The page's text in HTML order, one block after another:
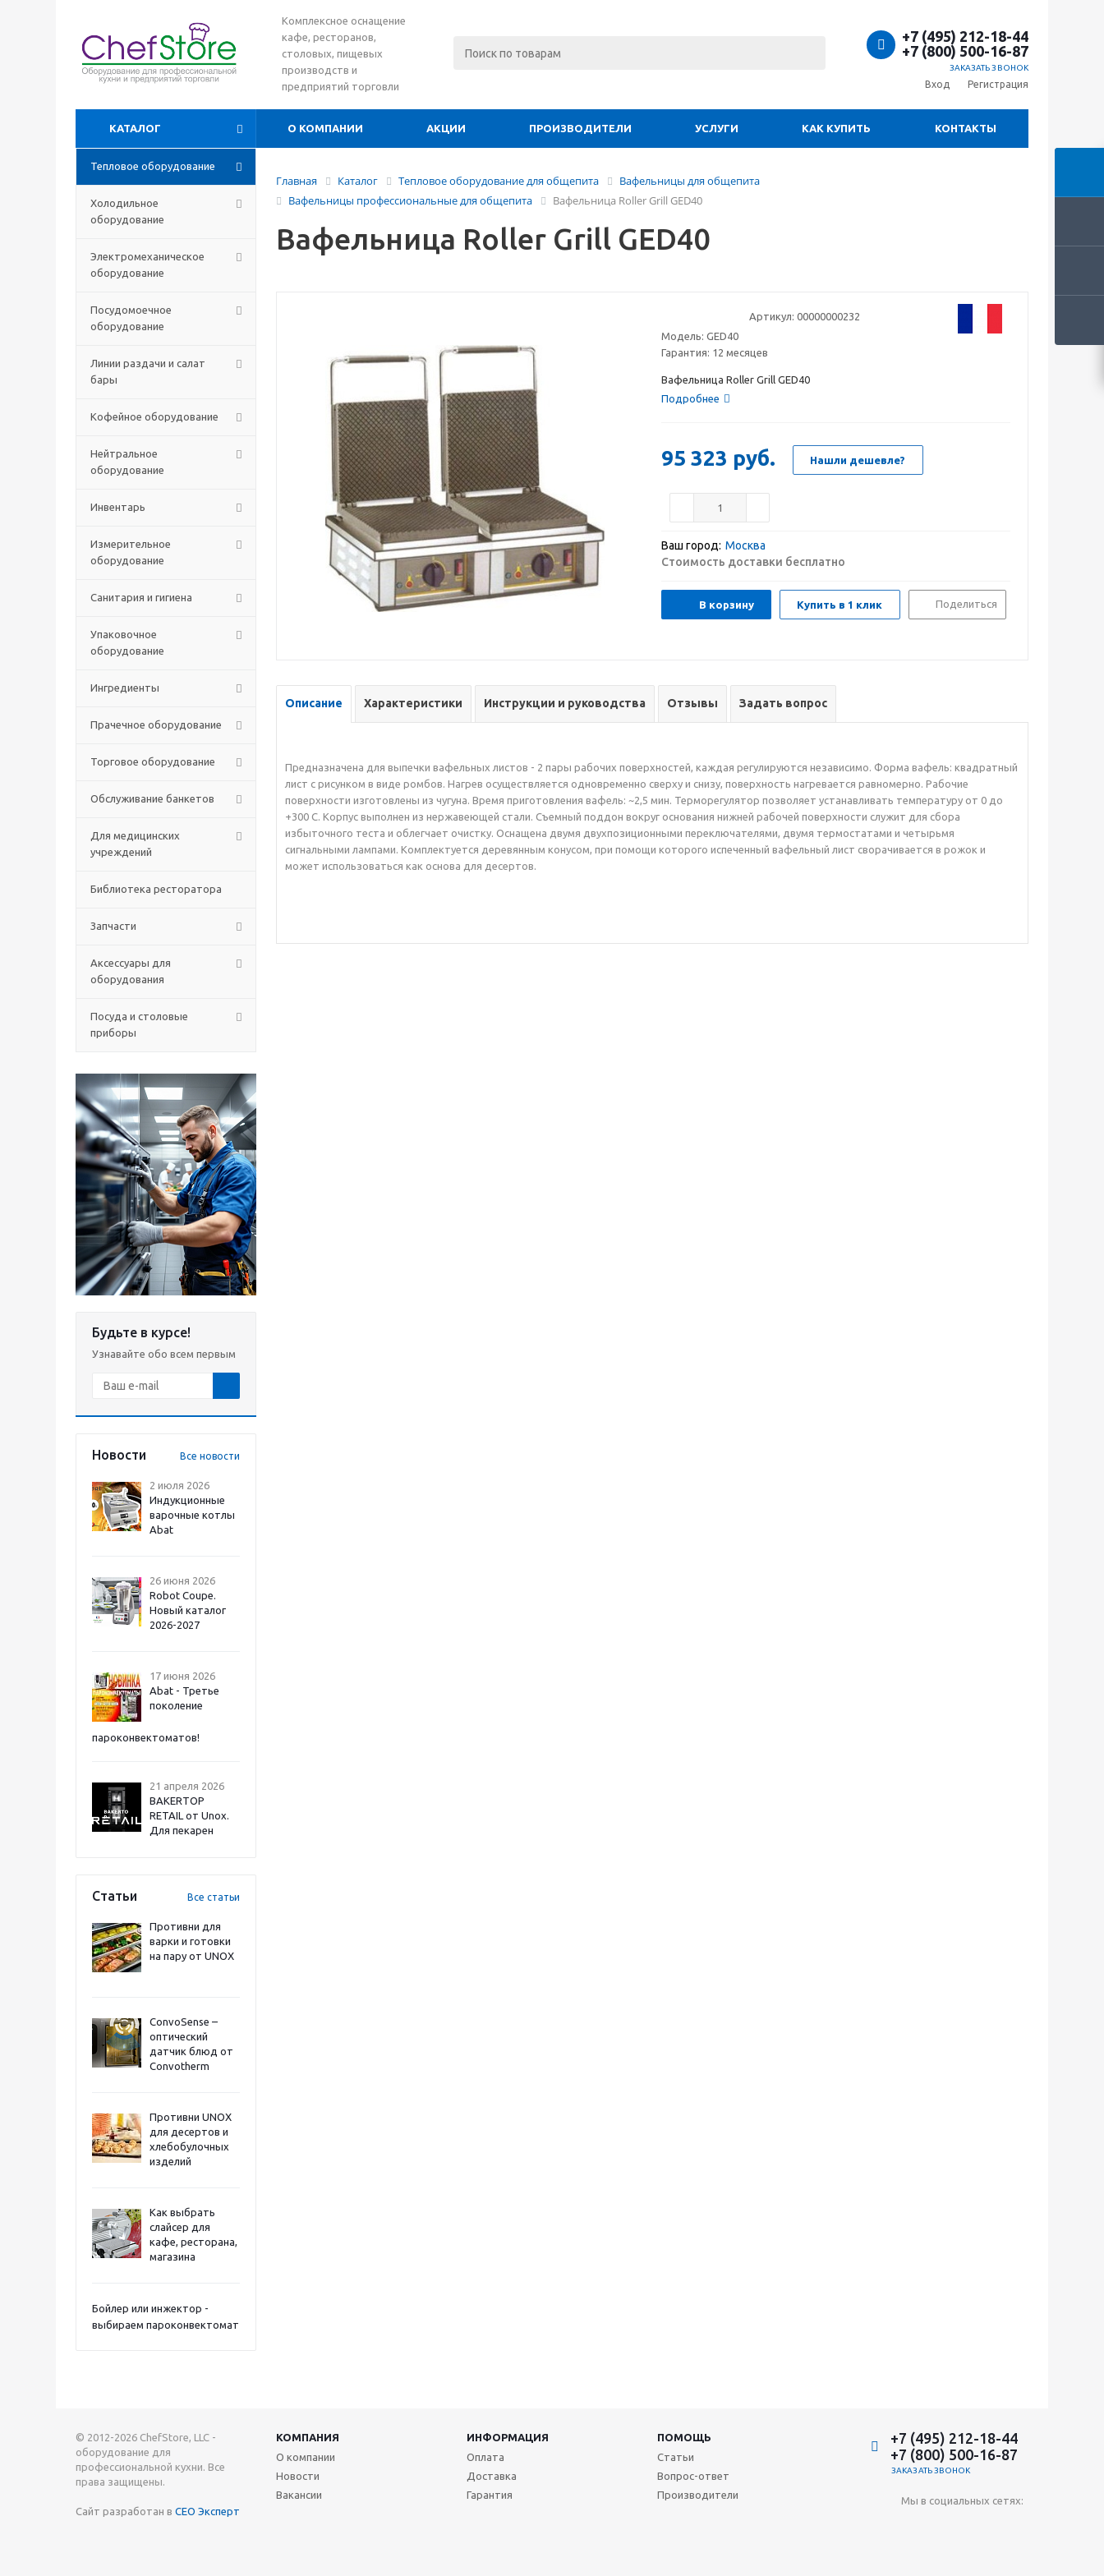
Комплексное оснащение
кафе, ресторанов,
столовых, пищевых
производств и
предприятий торговли
+7 (495) 212-18-44
+7 (800) 500-16-87
ЗАКАЗАТЬ ЗВОНОК
Вход Регистрация
КАТАЛОГ О КОМПАНИИ АКЦИИ ПРОИЗВОДИТЕЛИ УСЛУГИ КАК КУПИТЬ КОНТАКТЫ
Тепловое оборудование
Холодильное
оборудование
Электромеханическое
оборудование
Посудомоечное
оборудование
Линии раздачи и салат
бары
Кофейное оборудование
Нейтральное
оборудование
Инвентарь
Измерительное
оборудование
Санитария и гигиена
Упаковочное
оборудование
Ингредиенты
Прачечное оборудование
Торговое оборудование
Обслуживание банкетов
Для медицинских
учреждений
Библиотека ресторатора
Запчасти
Аксессуары для
оборудования
Посуда и столовые
приборы
Будьте в курсе!
Узнавайте обо всем первым
Новости Все новости
2 июля 2026
Индукционные
варочные котлы
Abat
26 июня 2026
Robot Coupe.
Новый каталог
2026-2027
17 июня 2026
Abat - Третье
поколение
пароконвектоматов!
21 апреля 2026
BAKERTOP
RETAIL от Unox.
Для пекарен
Статьи Все статьи
Противни для
варки и готовки
на пару от UNOX
ConvoSense –
оптический
датчик блюд от
Convotherm
Противни UNOX
для десертов и
хлебобулочных
изделий
Как выбрать
слайсер для
кафе, ресторана,
магазина
Бойлер или инжектор -
выбираем пароконвектомат
Главная Каталог Тепловое оборудование для общепита
Вафельницы для общепита
Вафельницы профессиональные для общепита
Вафельница Roller Grill GED40
Вафельница Roller Grill GED40
Артикул: 00000000232
Модель: GED40
Гарантия: 12 месяцев
Вафельница Roller Grill GED40
Подробнее
95 323 руб. Нашли дешевле?
Ваш город: Москва
Стоимость доставки бесплатно
В корзину Купить в 1 клик Поделиться
Описание Характеристики Инструкции и руководства Отзывы Задать вопрос
Предназначена для выпечки вафельных листов - 2 пары рабочих поверхностей, каждая регулируются независимо. Форма вафель: квадратный
лист с рисунком в виде ромбов. Нагрев осуществляется одновременно сверху и снизу, поверхность нагревается равномерно. Рабочие
поверхности изготовлены из чугуна. Время приготовления вафель: ~2,5 мин. Терморегулятор позволяет устанавливать температуру от 0 до
+300 С. Корпус выполнен из нержавеющей стали. Съемный поддон вокруг основания нижней рабочей поверхности служит для сбора
избыточного теста и облегчает очистку. Оснащена двумя двухпозиционными переключателями, двумя термостатами и четырьмя
сигнальными лампами. Комплектуется деревянным конусом, при помощи которого испеченный вафельный лист сворачивается в рожок и
может использоваться как основа для десертов.
© 2012-2026 ChefStore, LLC -
оборудование для
профессиональной кухни. Все
права защищены.
Сайт разработан в СЕО Эксперт
КОМПАНИЯ ИНФОРМАЦИЯ
ПОМОЩЬ
О компании
Новости
Вакансии
Оплата
Доставка
Гарантия
Статьи
Вопрос-ответ
Производители
+7 (495) 212-18-44
+7 (800) 500-16-87
ЗАКАЗАТЬ ЗВОНОК
Мы в социальных сетях: